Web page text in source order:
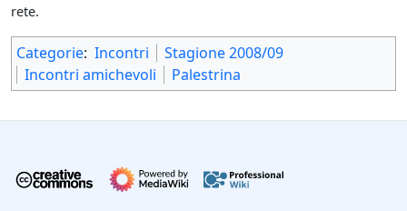
rete.
Categorie: Incontri
Stagione 2008/09
Incontri amichevoli
Palestrina